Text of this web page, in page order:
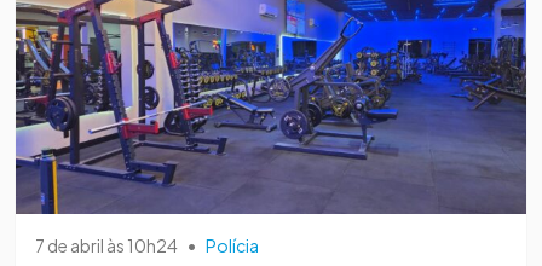
7 de abril às 10h24 • Polícia